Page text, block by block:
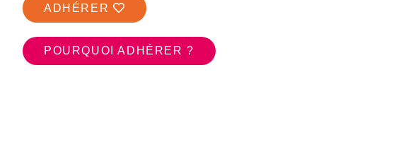
ADHÉRER
POURQUOI ADHÉRER ?